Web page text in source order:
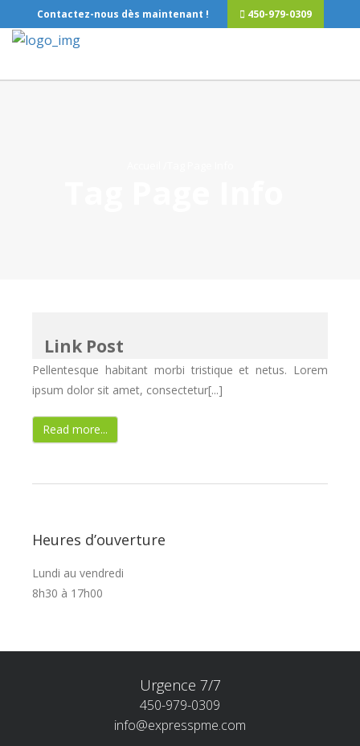
Contactez-nous dès maintenant ! 450-979-0309
Link Post
Pellentesque habitant morbi tristique et netus. Lorem
ipsum dolor sit amet, consectetur[...]
Read more...
Heures d’ouverture
Lundi au vendredi
8h30 à 17h00
Urgence 7/7
450-979-0309
info@expresspme.com